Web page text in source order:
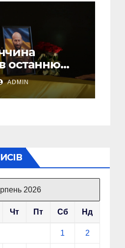
останню
свого
– Олега
ADMIN
2026
Чт Пт Сб Нд
1 2